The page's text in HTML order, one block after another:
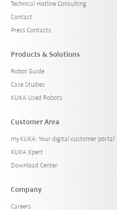
Technical Hotline Consulting
Contact
Press Contacts
Products & Solutions
Robot Guide
Case Studies
KUKA Used Robots
Customer Area
my.KUKA: Your digital customer portal
KUKA Xpert
Download Center
Company
Careers